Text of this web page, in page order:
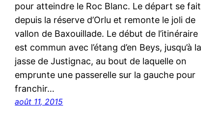
pour atteindre le Roc Blanc. Le départ se fait
depuis la réserve d’Orlu et remonte le joli de
vallon de Baxouillade. Le début de l’itinéraire
est commun avec l’étang d’en Beys, jusqu’à la
jasse de Justignac, au bout de laquelle on
emprunte une passerelle sur la gauche pour
franchir…
août 11, 2015